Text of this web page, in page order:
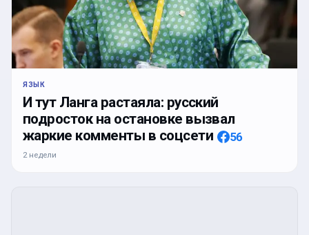
ЯЗЫК
И тут Ланга растаяла: русский
подросток на остановке вызвал
жаркие комменты в соцсети
56
2 недели